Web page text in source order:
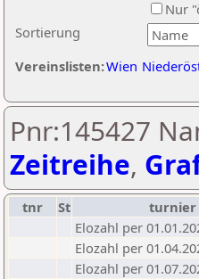
Sortierung
Nur
Vereinslisten:Wien
Pnr:145427
Zeitreihe,
tnr St turnier
Elozahl per
Elozahl per
Elozahl per